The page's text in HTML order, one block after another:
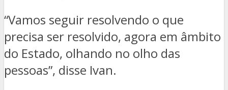
“Vamos seguir resolvendo o que
precisa ser resolvido, agora em âmbito
do Estado, olhando no olho das
pessoas”, disse Ivan.